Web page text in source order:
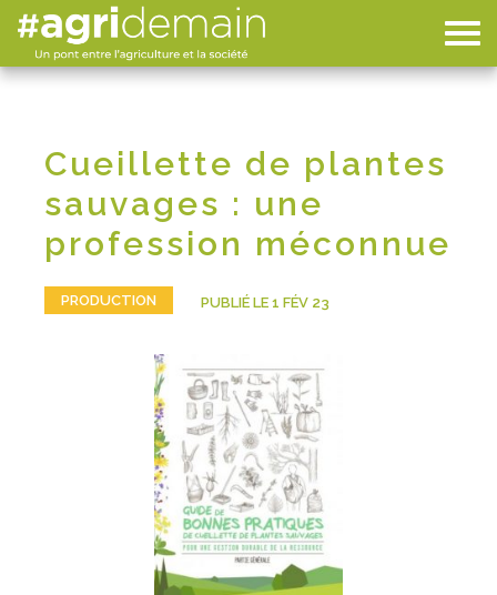
Cueillette de plantes
sauvages : une
profession méconnue
PRODUCTION PUBLIÉ LE 1 FÉV 23